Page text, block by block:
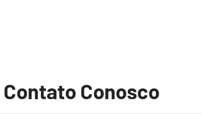
Conosco